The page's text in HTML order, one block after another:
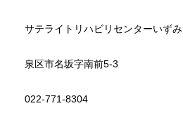
サテライトリハビリセンターいずみ
泉区市名坂字南前5-3
022-771-8304